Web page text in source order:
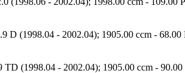
D (1998.04 - 2002.04); 1905.00 ccm -
TD (1998.04 - 2002.04); 1905.00 ccm -